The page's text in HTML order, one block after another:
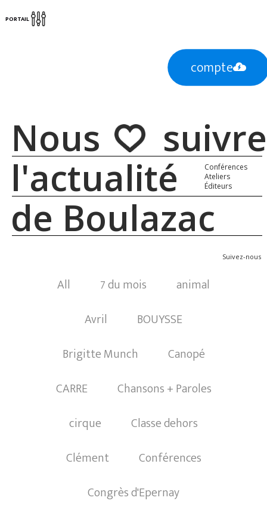
PORTAIL
compte
Nous suivre
l'actualité
de Boulazac
Conférences
Ateliers
Éditeurs
Suivez-nous
All 7 du mois
animal
Avril
BOUYSSE
Brigitte Munch
Canopé
CARRE
Chansons + Paroles
cirque
Classe dehors
Clément
Conférences
Congrès d'Epernay